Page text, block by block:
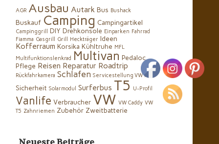
AGR Ausbau Autark Bus Bushack
Buskauf Camping Campingartikel
Campinggrill DIY Drehkonsole Einparken Fahrrad
Fiamma Gasgrill Grill Heckträger Ideen
Kofferraum Korsika Kühltruhe MFL
Multifunktionslenkrad
Multivan Pedaloc
Pflege Reisen Reparatur Roadtrip
Rückfahrkamera Schlafen Servicestellung VW T5
Sicherheit Solarmodul Surferbus T5 U-Profil
Vanlife Verbraucher VW VW Caddy VW
T5 Zahnriemen Zubehör Zweitbatterie